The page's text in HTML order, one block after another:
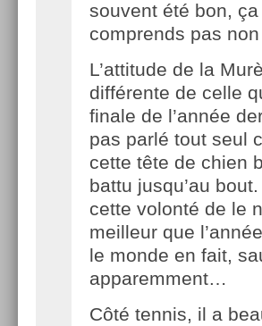
souvent été bon,
comprends pas
L’attitude de la
différente de celle
finale de l’année
pas parlé tout seul
cette tête de chien
battu jusqu’au
cette volonté de le
meilleur que
le monde en fait,
apparemment…
Côté tennis, il a